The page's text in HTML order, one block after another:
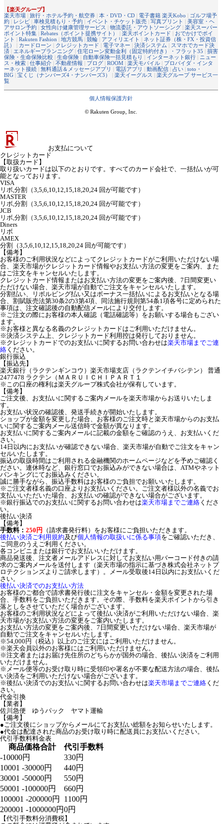
【楽天グループ】
楽天市場
旅行・ホテル予約・航空券 本・DVD・CD 電子書籍 楽天Kobo
ゴルフ場予
約
レシピ 車検見積もり・予約 イベント・チケット販売 写真プリント
美容室・ヘ
アサロン予約
女性向け健康管理サービス 物流委託・アウトソーシング
楽天スーパー
ポイント特集
Rebates（ポイント提携サイト） 楽天ポイントカード
おでかけでポイ
ント
Rakuten Fashion 地方競馬 競輪 アフィリエイト
ネット証券（株・FX・投資信
託）
カードローン クレジットカード 電子マネー 決済システム
スマホでカード決
済
エネルギープランニング 住宅ローン変動金利（固定特約付き）・フラット35
損害
保険・生命保険比較
生命保険 自動車保険一括見積もり インターネット銀行
ニュー
ス・検索
仕事紹介 不動産情報 ブログ ROOM 楽天モバイル
プロバイダ・インタ
ーネット接続
無料通話＆メッセージアプリ 電話アプリ 動画配信 占い
toto・
BIG
宝くじ（ナンバーズ4・ナンバーズ3） 楽天イーグルス
楽天グループ サービス一
覧
個人情報保護方針
© Rakuten Group, Inc.
お支払について
クレジットカード
【取扱カード】
取り扱いカードは以下のとおりです。すべてのカード会社で、一括払いが可
能となっております。
VISA
リボ,分割（3,5,6,10,12,15,18,20,24 回が可能です）
MASTER
リボ,分割（3,5,6,10,12,15,18,20,24 回が可能です）
JCB
リボ,分割（3,5,6,10,12,15,18,20,24 回が可能です）
Diners
リボ
AMEX
分割（3,5,6,10,12,15,18,20,24 回が可能です）
【備考】
お客様のご利用状況などによってクレジットカードがご利用いただけない場
合、楽天市場がクレジットカード情報やお支払い方法の変更をご案内、また
はご注文をキャンセルいたします。
クレジットカード情報またはお支払い方法の変更をご案内後、7日間変更い
ただけない場合、楽天市場が自動でご注文をキャンセルいたします。
分割払い、リボルビング払い又はボーナス一括払いによるお支払いとなる場
合、割賦販売法第30条2の3第4項、同法施行規則第54条1項各号に定められた
事項は、注文確認後の自動配信メールにより交付します。
※ご注文の際にお客様の本人確認（電話確認等）をお願いする場合もござい
ます。
※お客様と異なる名義のクレジットカードはご利用いただけません。
※決済システム上、クレジットカード利用控は発行しておりません。
※クレジットカードでのお支払いに関するお問い合わせは楽天市場までご連
絡 ください。
銀行振込
【振込先】
楽天銀行（ラクテンギンコウ）楽天市場支店（ラクテンイチバシテン） 普通
2477478 ラクテン（ＭＡＲＵＩＣＨＩＰＡＲＴ１
※この口座の権利は楽天グループ株式会社が保有しています。
【備考】
ご注文後、お支払いに関するご案内メールを楽天市場からお送りいたしま
す。
お支払い状況の確認後、発送手続きが開始いたします。
ショップが金額を変更した場合、お客様のご注文時と楽天市場からのお支払
いに関するご案内メール送信時で金額が異なります。
お支払いに関するご案内メールに記載の金額をご確認のうえ、お支払いくだ
さい。
14日以内にお支払いが確認できない場合、楽天市場が自動でご注文をキャン
セルいたします。
振込の取扱時間はご利用される金融機関のホームページなどを予めご確認く
ださい。連休時など、銀行窓口でお振込みができない場合は、ATMやネット
バンキングにてお振込みください。
誠に勝手ながら、振込手数料はお客様のご負担でお願いいたします。
※ご注文者様名義の口座よりお支払いください。ご注文者様以外の名義でお
支払いいただいた場合、お支払いの確認ができない場合がございます。
※銀行振込でのお支払いに関するお問い合わせは楽天市場までご連絡 くださ
い。
後払い決済
【備考】
手数料： 250円
（請求書発行料）をお客様にご負担いただきます。
後払い決済ご利用規約及び個人情報の取扱いに係る事項をご確認いただき、
ご同意のうえご利用ください。
各コンビニまたは銀行でお支払いいただけます。
商品発送後、注文者メールアドレスに対してお支払い用バーコード付きの請
求のご案内メールを送付します（楽天市場の指示に基づき株式会社ネットプ
ロテクションズよりご請求します）。メール受取後14日以内にお支払いくだ
さい。
後払い決済でのお支払い方法
お客様のご都合で請求書発行後に注文をキャンセル・金額を変更された場
合、手数料をご負担いただきます。その際、手数料を楽天ポイントから引き
落としをさせていただく場合がございます。
お客様のご利用状況などによって後払い決済がご利用いただけない場合、楽
天市場がお支払い方法の変更をご案内いたします。
お支払い方法の変更をご案内後、7日間変更いただけない場合、楽天市場が
自動でご注文をキャンセルいたします。
※54,000円（税込）以上のご注文にはご利用いただけません。
※楽天会員以外のお客様にはご利用いただけません。
※注文者またはお届け先住所のどちらかが国外の場合、後払い決済をご利用
いただけません。
※メール便等のお受け取り時に受領印や署名が不要な配送方法の場合、後払
い決済をご利用いただけない場合がございます。
※後払い決済でのお支払いに関するお問い合わせは楽天市場までご連絡 くだ
さい。
代金引換
【業者】
佐川急便 ゆうパック ヤマト運輸
【備考】
●ご注文後にショップからメールにてお支払い総額をお知らせいたします。
●代金は配達された商品のお受け取り時に配送員にお支払いください。
代引手数料料金表
商品価格合計
代引手数料
-10000円
330円
10001 -30000円
440円
30001 -50000円
550円
50001 -100000円
660円
100001 -200000円
1100円
200001 -1000000円0円
【代引手数料分消費税】